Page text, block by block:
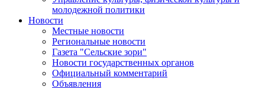
молодежной политики
Новости
Местные новости
Региональные новости
Газета "Сельские зори"
Новости государственных органов
Официальный комментарий
Объявления